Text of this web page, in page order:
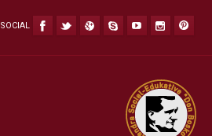
SOCIAL